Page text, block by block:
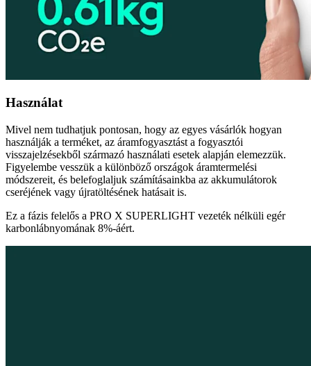
Használat
Mivel nem tudhatjuk pontosan, hogy az egyes vásárlók hogyan
használják a terméket, az áramfogyasztást a fogyasztói
visszajelzésekből származó használati esetek alapján elemezzük.
Figyelembe vesszük a különböző országok áramtermelési
módszereit, és belefoglaljuk számításainkba az akkumulátorok
cseréjének vagy újratöltésének hatásait is.
Ez a fázis felelős a PRO X SUPERLIGHT vezeték nélküli egér
karbonlábnyomának 8%-áért.